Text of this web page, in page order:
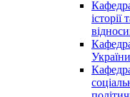
Кафедра
України